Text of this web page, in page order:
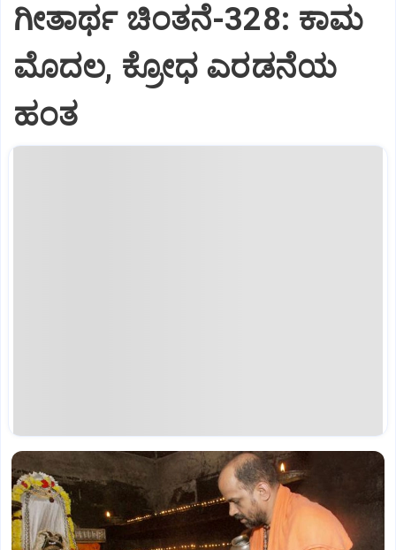
ಗೀತಾರ್ಥ ಚಿಂತನೆ-328: ಕಾಮ
ಮೊದಲ, ಕ್ರೋಧ ಎರಡನೆಯ
ಹಂತ